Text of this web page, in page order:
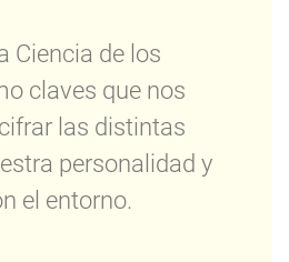
Ciencia de los
claves que nos
las distintas
personalidad y
el entorno.